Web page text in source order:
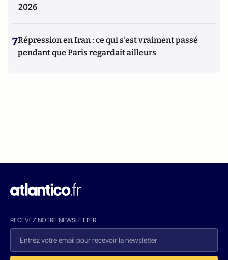
2026
7Répression en Iran : ce qui s'est vraiment passé
pendant que Paris regardait ailleurs
RECEVEZ NOTRE NEWSLETTER